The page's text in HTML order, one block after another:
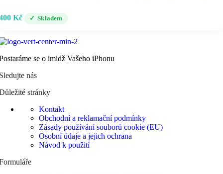
Kč Skladem
se o imidž Vašeho iPhonu
nás
stránky
Kontakt
Obchodní a reklamační podmínky
Zásady používání souborů cookie (EU)
Osobní údaje a jejich ochrana
Návod k použití